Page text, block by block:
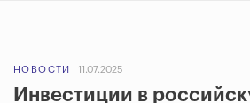
НОВОСТИ 11.07.2025
Инвестиции в